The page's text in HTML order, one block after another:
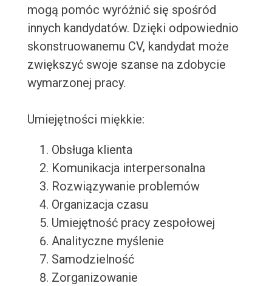
mogą pomóc wyróżnić się spośród
innych kandydatów. Dzięki odpowiednio
skonstruowanemu CV, kandydat może
zwiększyć swoje szanse na zdobycie
wymarzonej pracy.
Umiejętności miękkie:
Obsługa klienta
Komunikacja interpersonalna
Rozwiązywanie problemów
Organizacja czasu
Umiejętność pracy zespołowej
Analityczne myślenie
Samodzielność
Zorganizowanie